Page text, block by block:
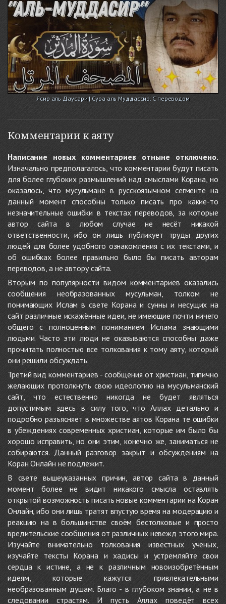
Ясир аль Даусари | Сура аль Муддассир. С переводом
Комментарии к аяту
Написание новых комментариев отныне отключено.
Изначально предполагалось, что комментарии будут писать
для более глубоких размышлений над смыслами Корана, но
оказалось, что мусульмане в русскоязычном сегменте на
данный момент способны только писать про какие-то
незначительные ошибки в текстах переводов, за которые
автор сайта в любом случае не несёт никакой
ответственности, ибо он лишь публикует труды других
людей для более удобного ознакомления с их текстами, и
об ошибках более правильно было бы писать авторам
переводов, а не автору сайта.
Вторым по популярности видом комментариев оказались
сообщения необразованных мусульман, толком не
понимающих Ислам в свете Корана и сунны и несущих на
сайт различные искажённые идеи, не имеющие почти ничего
общего с полноценным пониманием Ислама знающими
людьми. Часто эти люди не оказываются способны даже
прочитать полностью все толкования к тому аяту, который
они решили обсуждать.
Третий вид комментариев - сообщения от христиан, типично
желающих протолкнуть свою идеологию на мусульманский
сайт, что естественно никогда не будет являться
допустимым здесь в силу того, что Аллах детально и
подробно разъясняет в множестве аятов Корана те ошибки
в убеждениях современных христиан, которые им было бы
хорошо исправить, но они этим, конечно же, заниматься не
собираются. Данный разговор закрыт и обсуждениям на
Коран Онлайн не подлежит.
В свете вышеуказанных причин, автор сайта в данный
момент более не видит никакого смысла оставлять
открытой возможность писать новые комментарии на Коран
Онлайн, ибо они лишь тратят впустую время на модерацию и
реакцию на в большинстве своём бестолковые и просто
вредительские сообщения от различных невежд этого мира.
Изучайте внимательно толкования известных учёных,
изучайте тексты Корана и хадисы и устремляйте свои
сердца к истине, а не к различным новоизобретённым
идеям, которые кажутся привлекательными
необразованным душам. Благо - в глубоком знании, а не в
следовании страстям. И пусть Аллах поведёт всех